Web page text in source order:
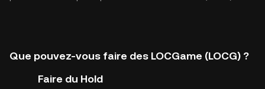
Que pouvez-vous faire des LOCGame (LOCG) ?
Faire du Hold